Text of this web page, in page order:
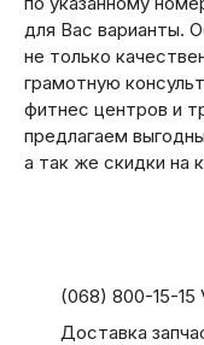
для Вас варианты.
не только
грамотную
фитнес центров и
предлагаем
а так же скидки на
(068) 800-15-15
Доставка